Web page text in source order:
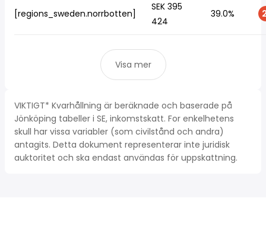
[regions_sweden.norrbotten]
SEK 395
424
39.0%
Visa mer
VIKTIGT* Kvarhållning är beräknade och baserade på
Jönköping tabeller i SE, inkomstskatt. For enkelhetens
skull har vissa variabler (som civilstånd och andra)
antagits. Detta dokument representerar inte juridisk
auktoritet och ska endast användas för uppskattning.